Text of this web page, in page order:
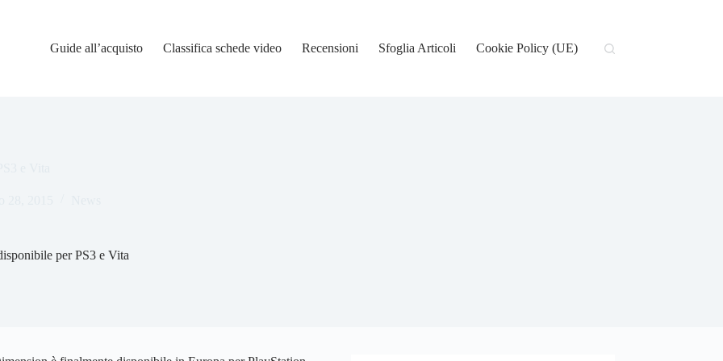
Guide all’acquisto
Classifica schede video Recensioni Sfoglia Articoli Cookie Policy (UE)
per PS3 e Vita